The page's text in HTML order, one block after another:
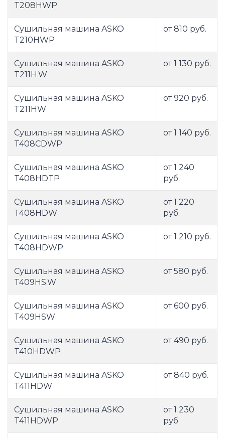
T208HWP
Сушильная машина ASKO
T210HWP
от 810 руб.
Сушильная машина ASKO
T211H.W
от 1 130 руб.
Сушильная машина ASKO
T211HW
от 920 руб.
Сушильная машина ASKO
T408CDWP
от 1 140 руб.
Сушильная машина ASKO
T408HDTP
от 1 240
руб.
Сушильная машина ASKO
T408HDW
от 1 220
руб.
Сушильная машина ASKO
T408HDWP
от 1 210 руб.
Сушильная машина ASKO
T409HS.W
от 580 руб.
Сушильная машина ASKO
T409HSW
от 600 руб.
Сушильная машина ASKO
T410HDWP
от 490 руб.
Сушильная машина ASKO
T411HDW
от 840 руб.
Сушильная машина ASKO
T411HDWP
от 1 230
руб.